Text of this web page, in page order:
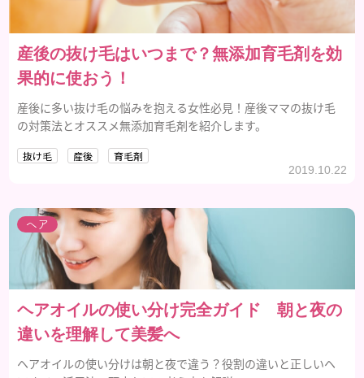
産後の抜け毛はいつまで？無添加育毛剤を効
果的に使おう！
産後に多い抜け毛の悩みを抱える女性必見！産後ママの抜け毛
の対策法とオススメ無添加育毛剤を紹介します。
抜け毛 産後 育毛剤
2019.10.22
ヘア
ヘアオイルの使い分け完全ガイド 朝と夜の
違いを理解して美髪へ
ヘアオイルの使い分けは朝と夜で違う？役割の違いと正しいヘ